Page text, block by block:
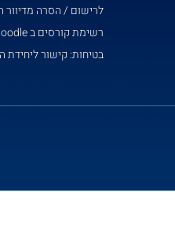
לרישום / הסרה מדיוור
רשימת קורסים ב Moodle
בטיחות: קישור ליחידת